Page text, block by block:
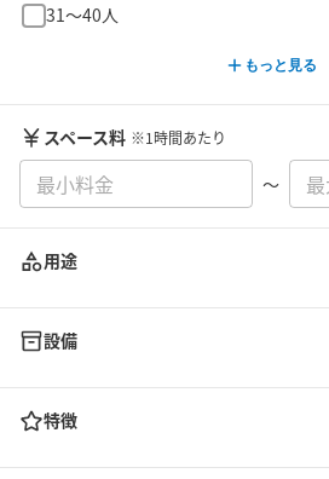
31〜40人
もっと見る
スペース料 ※1時間あたり
〜
用途
設備
特徴